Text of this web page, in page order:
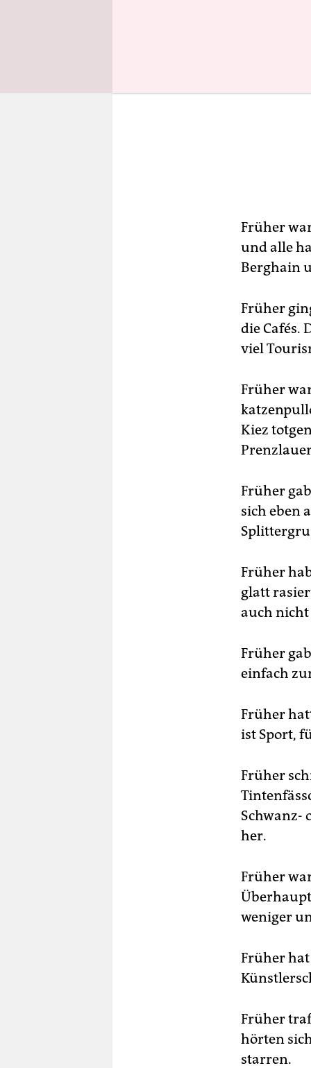
Früher
und alle
Berghain
Früher
die Cafés.
viel
Früher
Kiez
Früher
sich eben
Früher
glatt
auch
Früher
einfach
Früher
ist Sport,
Früher
Schwanz-
her.
Früher
weniger
Früher
Früher
hörten
starren.